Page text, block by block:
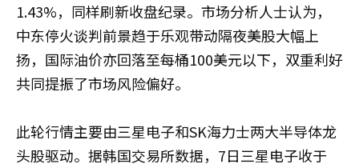
1.43%，同样刷新收盘纪录。市场分析人士认为，
中东停火谈判前景趋于乐观带动隔夜美股大幅上
扬，国际油价亦回落至每桶100美元以下，双重利好
共同提振了市场风险偏好。
此轮行情主要由三星电子和SK海力士两大半导体龙
头股驱动。据韩国交易所数据，7日三星电子收于